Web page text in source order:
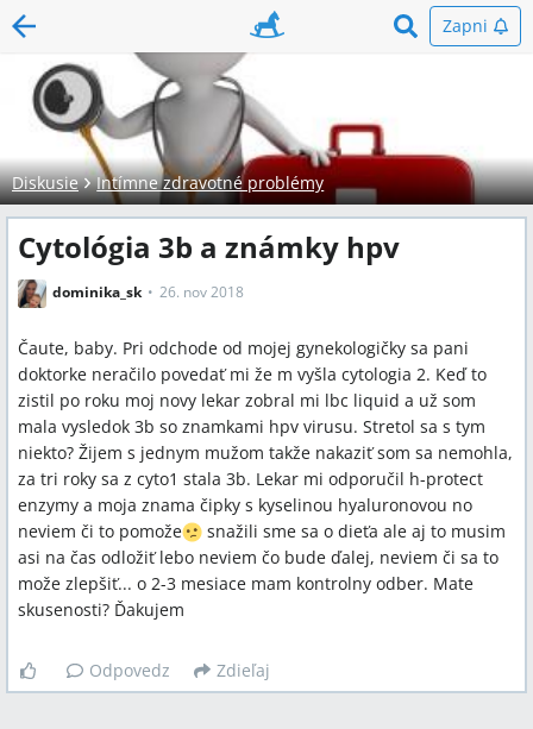
Zapni
Diskusie Intímne zdravotné problémy
Cytológia 3b a známky hpv
dominika_sk 26. nov 2018
Čaute, baby. Pri odchode od mojej gynekologičky sa pani
doktorke neračilo povedať mi že m vyšla cytologia 2. Keď to
zistil po roku moj novy lekar zobral mi lbc liquid a už som
mala vysledok 3b so znamkami hpv virusu. Stretol sa s tym
niekto? Žijem s jednym mužom takže nakaziť som sa nemohla,
za tri roky sa z cyto1 stala 3b. Lekar mi odporučil h-protect
enzymy a moja znama čipky s kyselinou hyaluronovou no
neviem či to pomože
snažili sme sa o dieťa ale aj to musim
asi na čas odložiť lebo neviem čo bude ďalej, neviem či sa to
može zlepšiť... o 2-3 mesiace mam kontrolny odber. Mate
skusenosti? Ďakujem
Odpovedz Zdieľaj